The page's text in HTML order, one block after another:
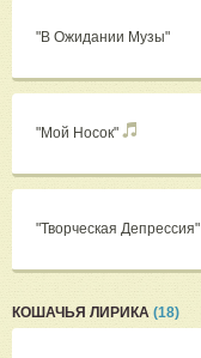
"В Ожидании Музы"
"Мой Носок"
"Творческая Депрессия"
КОШАЧЬЯ ЛИРИКА (18)